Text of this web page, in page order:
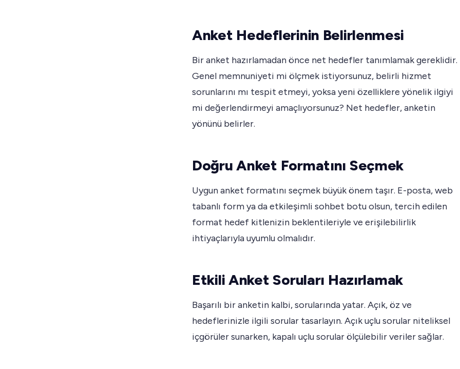
Anket Hedeflerinin Belirlenmesi
Bir anket hazırlamadan önce net hedefler tanımlamak gereklidir.
Genel memnuniyeti mi ölçmek istiyorsunuz, belirli hizmet
sorunlarını mı tespit etmeyi, yoksa yeni özelliklere yönelik ilgiyi
mi değerlendirmeyi amaçlıyorsunuz? Net hedefler, anketin
yönünü belirler.
Doğru Anket Formatını Seçmek
Uygun anket formatını seçmek büyük önem taşır. E-posta, web
tabanlı form ya da etkileşimli sohbet botu olsun, tercih edilen
format hedef kitlenizin beklentileriyle ve erişilebilirlik
ihtiyaçlarıyla uyumlu olmalıdır.
Etkili Anket Soruları Hazırlamak
Başarılı bir anketin kalbi, sorularında yatar. Açık, öz ve
hedeflerinizle ilgili sorular tasarlayın. Açık uçlu sorular niteliksel
içgörüler sunarken, kapalı uçlu sorular ölçülebilir veriler sağlar.